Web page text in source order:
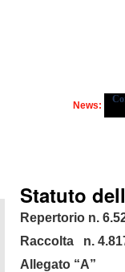
News:
Statuto
Repertorio n.
Raccolta n.
Allegato “A”